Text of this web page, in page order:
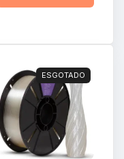
ESGOTADO